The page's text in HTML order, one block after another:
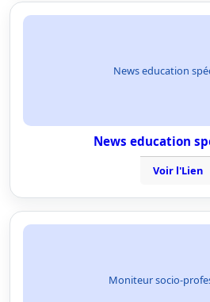
News education
News education
Voir l'Lien
Moniteur socio-